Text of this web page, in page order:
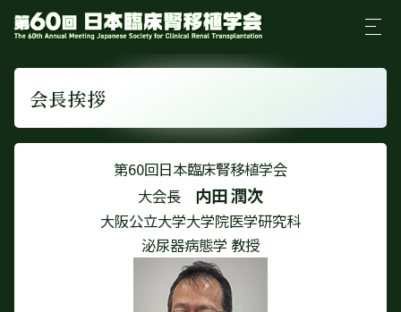
会長挨拶
第60回日本臨床腎移植学会
大会長 内田 潤次
大阪公立大学大学院医学研究科
泌尿器病態学 教授